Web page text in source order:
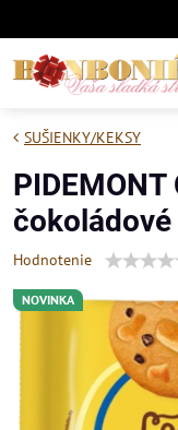
NOVINKA
SUŠIENKY/KEKSY
PIDEMONT
Hodnotenie